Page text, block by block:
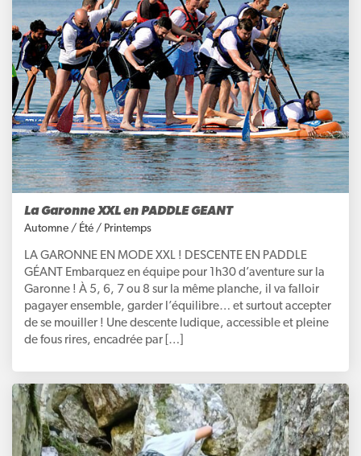
La Garonne XXL en PADDLE GEANT
Automne / Été / Printemps
LA GARONNE EN MODE XXL ! DESCENTE EN PADDLE
GÉANT Embarquez en équipe pour 1h30 d’aventure sur la
Garonne ! À 5, 6, 7 ou 8 sur la même planche, il va falloir
pagayer ensemble, garder l’équilibre… et surtout accepter
de se mouiller ! Une descente ludique, accessible et pleine
de fous rires, encadrée par […]